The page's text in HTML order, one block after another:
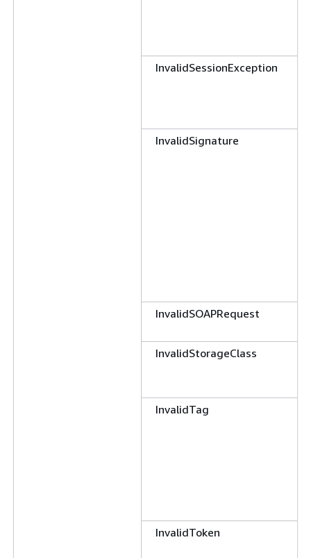
InvalidSessionException
InvalidSignature
InvalidSOAPRequest
InvalidStorageClass
InvalidTag
InvalidToken